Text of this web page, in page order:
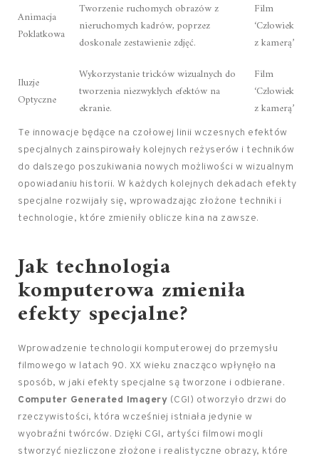
Animacja
Poklatkowa
Tworzenie ruchomych obrazów z
nieruchomych kadrów, poprzez
doskonałe zestawienie zdjęć.
Film
‘Człowiek
z kamerą’
Iluzje
Optyczne
Wykorzystanie tricków wizualnych do
tworzenia niezwykłych efektów na
ekranie.
Film
‘Człowiek
z kamerą’
Te innowacje będące na czołowej linii wczesnych efektów
specjalnych zainspirowały kolejnych reżyserów i techników
do dalszego poszukiwania nowych możliwości w wizualnym
opowiadaniu historii. W każdych kolejnych dekadach efekty
specjalne rozwijały się, wprowadzając złożone techniki i
technologie, które zmieniły oblicze kina na zawsze.
Jak technologia
komputerowa zmieniła
efekty specjalne?
Wprowadzenie technologii komputerowej do przemysłu
filmowego w latach 90. XX wieku znacząco wpłynęło na
sposób, w jaki efekty specjalne są tworzone i odbierane.
Computer Generated Imagery (CGI) otworzyło drzwi do
rzeczywistości, która wcześniej istniała jedynie w
wyobraźni twórców. Dzięki CGI, artyści filmowi mogli
stworzyć niezliczone złożone i realistyczne obrazy, które